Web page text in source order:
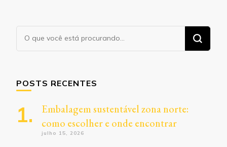
Procurando
algo?
POSTS RECENTES
Embalagem sustentável zona norte:
como escolher e onde encontrar
julho 15, 2026